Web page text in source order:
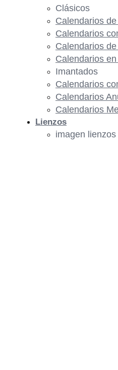
Clásicos
Calendarios
Calendarios
Calendarios
Calendarios
Imantados
Calendarios
Calendarios
Calendarios
Lienzos
imagen lienzos